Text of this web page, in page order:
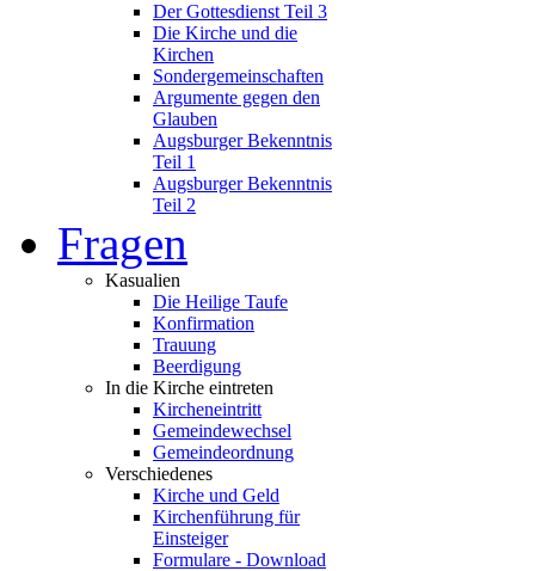
Der Gottesdienst Teil 3
Die Kirche und die
Kirchen
Sondergemeinschaften
Argumente gegen den
Glauben
Augsburger Bekenntnis
Teil 1
Augsburger Bekenntnis
Teil 2
Fragen
Kasualien
Die Heilige Taufe
Konfirmation
Trauung
Beerdigung
In die Kirche eintreten
Kircheneintritt
Gemeindewechsel
Gemeindeordnung
Verschiedenes
Kirche und Geld
Kirchenführung für
Einsteiger
Formulare - Download